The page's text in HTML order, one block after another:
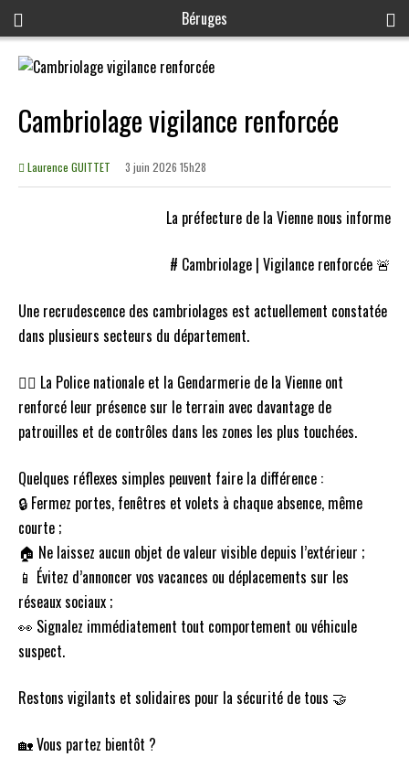
Béruges
Cambriolage vigilance renforcée
Laurence GUITTET 3 juin 2026 15h28
La préfecture de la Vienne nous informe
# Cambriolage | Vigilance renforcée 🚨
Une recrudescence des cambriolages est actuellement constatée
dans plusieurs secteurs du département.
👮‍♀️ La Police nationale et la Gendarmerie de la Vienne ont
renforcé leur présence sur le terrain avec davantage de
patrouilles et de contrôles dans les zones les plus touchées.
Quelques réflexes simples peuvent faire la différence :
🔒 Fermez portes, fenêtres et volets à chaque absence, même
courte ;
🏠 Ne laissez aucun objet de valeur visible depuis l’extérieur ;
📱 Évitez d’annoncer vos vacances ou déplacements sur les
réseaux sociaux ;
👀 Signalez immédiatement tout comportement ou véhicule
suspect.
Restons vigilants et solidaires pour la sécurité de tous 🤝
🏡 Vous partez bientôt ?